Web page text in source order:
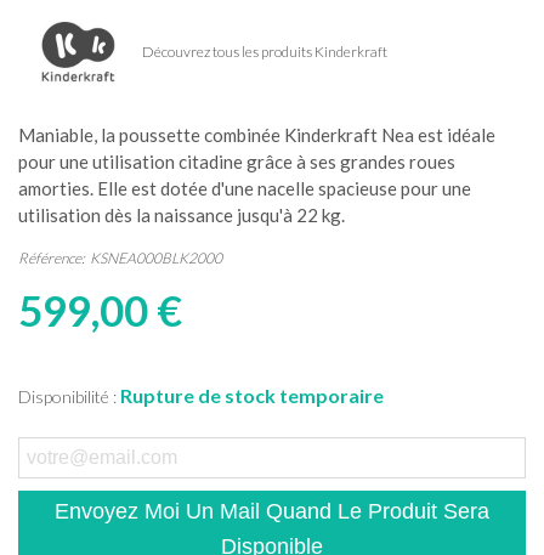
Découvrez tous les produits Kinderkraft
Maniable, la poussette combinée Kinderkraft Nea est idéale
pour une utilisation citadine grâce à ses grandes roues
amorties. Elle est dotée d'une nacelle spacieuse pour une
utilisation dès la naissance jusqu'à 22 kg.
Référence: KSNEA000BLK2000
599,00 €
Disponibilité : Rupture de stock temporaire
Envoyez Moi Un Mail Quand Le Produit Sera
Disponible